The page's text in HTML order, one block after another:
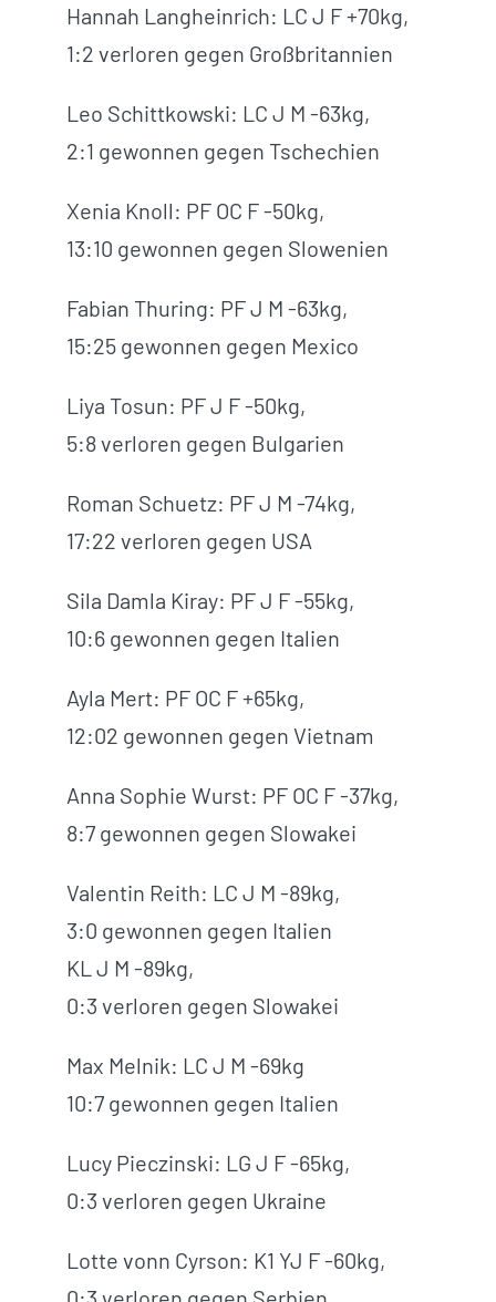
Hannah Langheinrich: LC J F +70kg,
1:2 verloren gegen Großbritannien
Leo Schittkowski: LC J M -63kg,
2:1 gewonnen gegen Tschechien
Xenia Knoll: PF OC F -50kg,
13:10 gewonnen gegen Slowenien
Fabian Thuring: PF J M -63kg,
15:25 gewonnen gegen Mexico
Liya Tosun: PF J F -50kg,
5:8 verloren gegen Bulgarien
Roman Schuetz: PF J M -74kg,
17:22 verloren gegen USA
Sila Damla Kiray: PF J F -55kg,
10:6 gewonnen gegen Italien
Ayla Mert: PF OC F +65kg,
12:02 gewonnen gegen Vietnam
Anna Sophie Wurst: PF OC F -37kg,
8:7 gewonnen gegen Slowakei
Valentin Reith: LC J M -89kg,
3:0 gewonnen gegen Italien
KL J M -89kg,
0:3 verloren gegen Slowakei
Max Melnik: LC J M -69kg
10:7 gewonnen gegen Italien
Lucy Pieczinski: LG J F -65kg,
0:3 verloren gegen Ukraine
Lotte vonn Cyrson: K1 YJ F -60kg,